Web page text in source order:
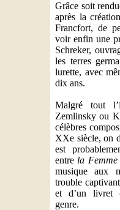
Grâce soit
après la
Francfort, de
voir enfin une
Schreker,
les terres
lurette, avec
dix ans.
Malgré tout
Zemlinsky ou
célèbres
XXe siècle, on
est
entre la Femme
musique aux
trouble
et d’un livret
genre.